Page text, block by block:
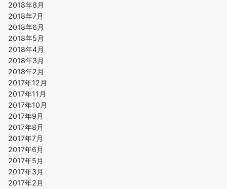
2018年8月
2018年7月
2018年6月
2018年5月
2018年4月
2018年3月
2018年2月
2017年12月
2017年11月
2017年10月
2017年9月
2017年8月
2017年7月
2017年6月
2017年5月
2017年3月
2017年2月